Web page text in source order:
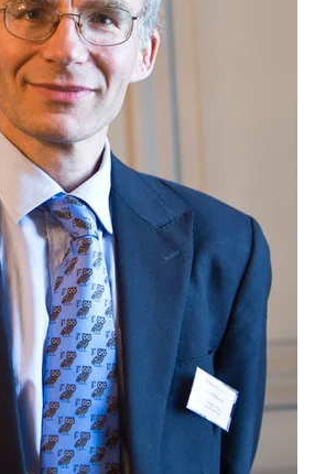
YUKIKO OCH PATRIK MÖTER
ÖVRIGA FORMAT
KONTAKT
PRESSKONTAKT
PEER REVIEW-PROCESSEN